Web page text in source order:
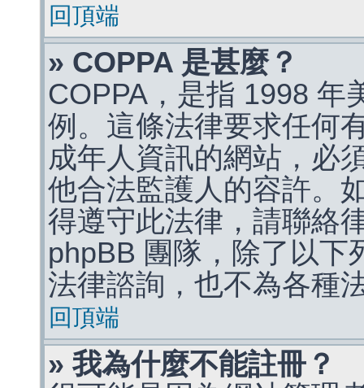
回頂端
» COPPA 是甚麼？
COPPA，是指 1998 年
例。這條法律要求任何
成年人資訊的網站，必
他合法監護人的容許。
得遵守此法律，請聯絡
phpBB 團隊，除了以下
法律諮詢，也不為各種
回頂端
» 我為什麼不能註冊？